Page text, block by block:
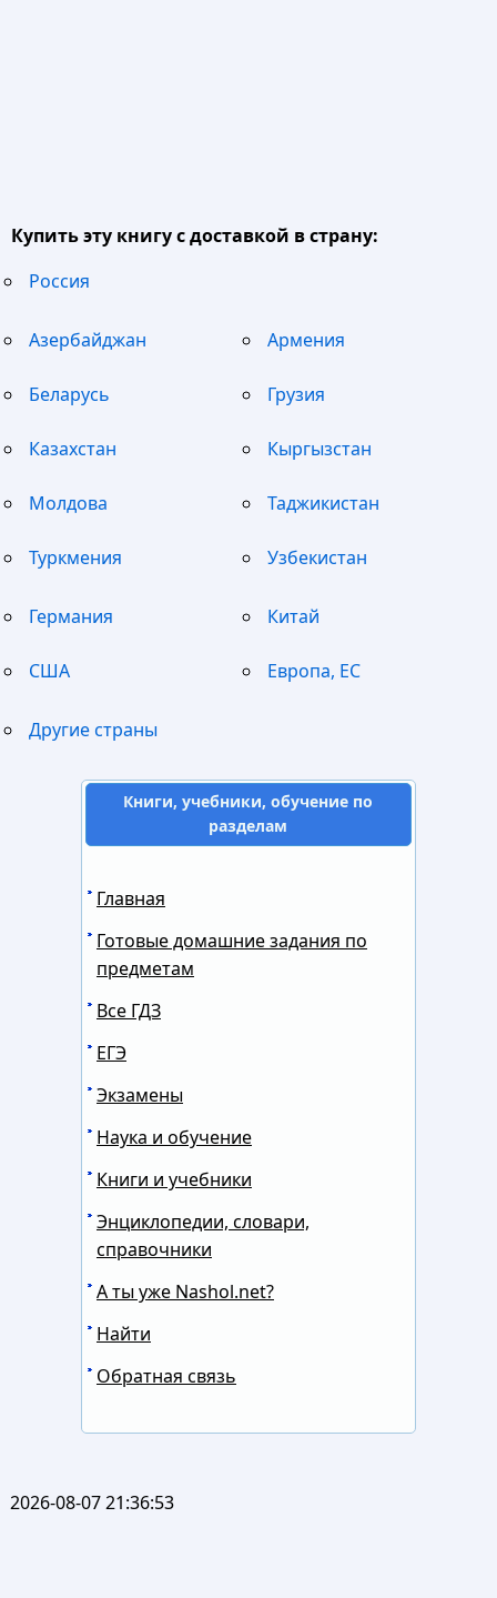
Купить эту книгу с доставкой в страну:
Россия
Азербайджан Армения
Беларусь Грузия
Казахстан Кыргызстан
Молдова Таджикистан
Туркмения Узбекистан
Германия Китай
США Европа, ЕС
Другие страны
Книги, учебники, обучение по
разделам
Главная
Готовые домашние задания по
предметам
Все ГДЗ
ЕГЭ
Экзамены
Наука и обучение
Книги и учебники
Энциклопедии, словари,
справочники
А ты уже Nashol.net?
Найти
Обратная связь
2026-08-07 21:36:53